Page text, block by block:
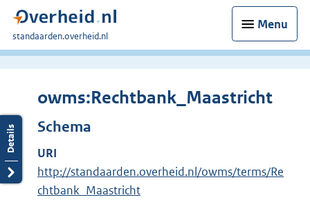
Menu
U
bent
standaarden.overheid.nl
owms:Rechtbank_Maastricht
Schema
URI
http://standaarden.overheid.nl/owms/terms/Re
chtbank_Maastricht